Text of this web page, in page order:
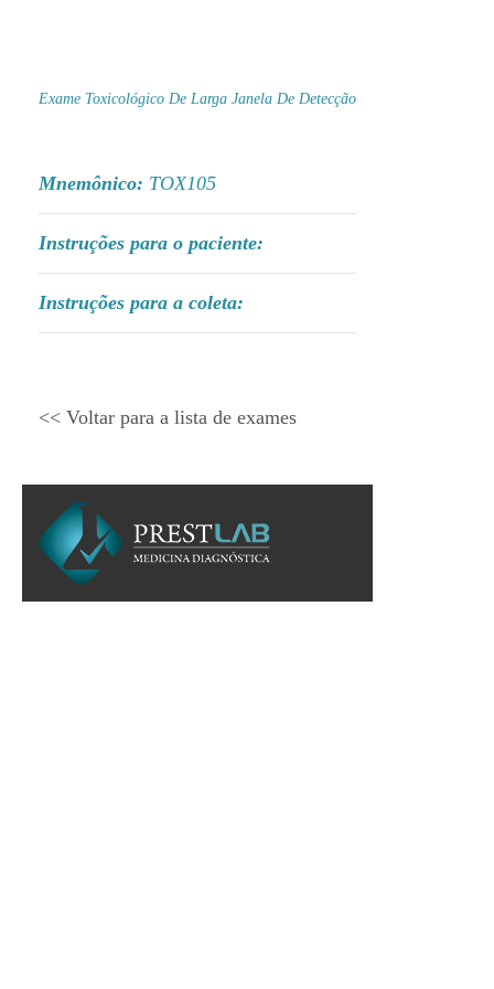
Exame Toxicológico De Larga Janela De Detecção
Mnemônico: TOX105
Instruções para o paciente:
Instruções para a coleta:
<< Voltar para a lista de exames